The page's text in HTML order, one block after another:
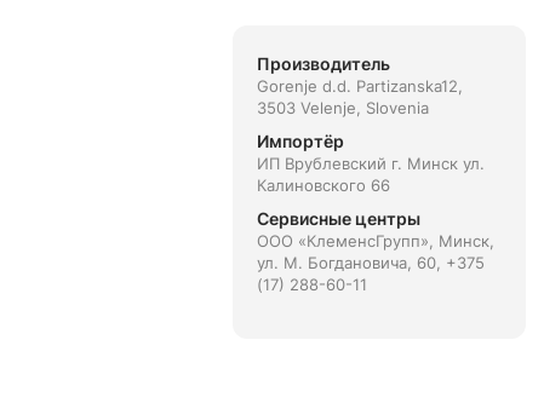
Производитель
Gorenje d.d. Partizanska12,
3503 Velenje, Slovenia
Импортёр
ИП Врублевский г. Минск ул.
Калиновского 66
Сервисные центры
ООО «КлеменсГрупп», Минск,
ул. М. Богдановича, 60, +375
(17) 288-60-11